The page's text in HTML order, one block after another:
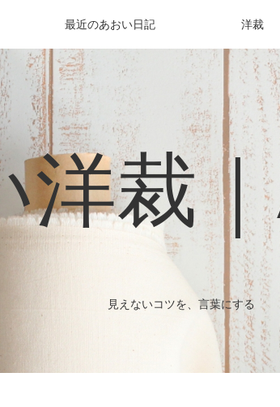
洋裁
見えないコツを、言葉にする
最近のあおい日記 洋裁